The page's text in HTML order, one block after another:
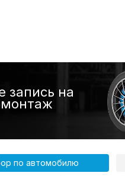
запись на
по автомобилю